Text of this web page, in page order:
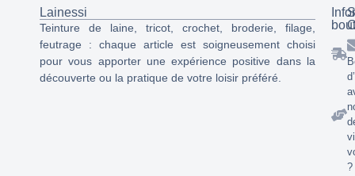
Lainessi
Teinture de laine, tricot, crochet, broderie, filage,
feutrage : chaque article est soigneusement choisi
pour vous apporter une expérience positive dans la
découverte ou la pratique de votre loisir préféré.
?